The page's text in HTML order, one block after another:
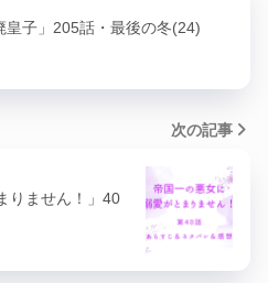
皇子」205話・最後の冬(24)
次の記事
りません！」40